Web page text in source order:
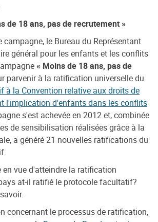
de 18 ans, pas de recrutement »
campagne, le Bureau du Représentant
général pour les enfants et les conflits
« Moins de 18 ans, pas de
parvenir à la ratification universelle du
à la Convention relative aux droits de
l'implication d'enfants dans les conflits
s'est achevée en 2012 et, combinée
de sensibilisation réalisées grâce à la
a généré 21 nouvelles ratifications du
vue d'atteindre la ratification
at-il ratifié le protocole facultatif?
concernant le processus de ratification,